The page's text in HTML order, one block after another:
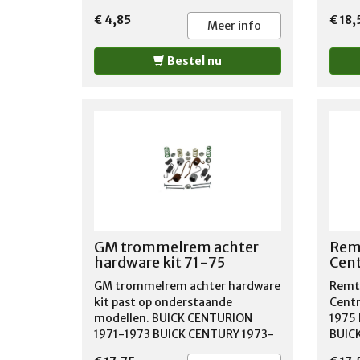
GMC G15/G1500 VAN 1967-1971
GMC S15 JIMMY 1983 GMC S15
PICKUP 1982-1983 GMC SPRINT
1971-1975
GMC
1971-
€ 4,85 Meer info
Bestel nu
1985
€
GM trommelrem achter
hardware kit 71-75
GM trommelrem achter hardware
kit past op onderstaande
modellen. BUICK CENTURION
1971-1973 BUICK CENTURY 1973-
1975 BUICK LESABRE 1971-1975
1975